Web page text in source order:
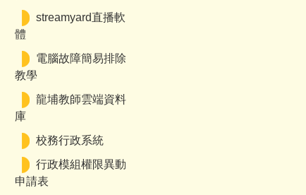
streamyard直播軟
體
電腦故障簡易排除
教學
龍埔教師雲端資料
庫
校務行政系統
行政模組權限異動
申請表